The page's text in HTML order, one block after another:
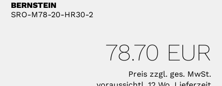
BERNSTEIN
SRO-M78-20-HR30-2
78.70 EUR
Preis zzgl. ges. MwSt.